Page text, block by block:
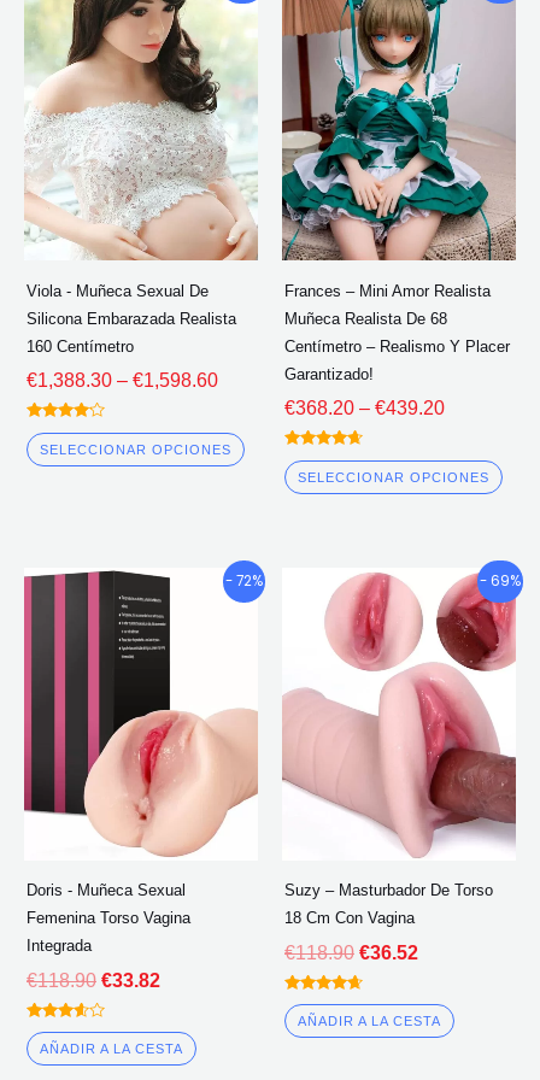
Viola - Muñeca Sexual De
Silicona Embarazada Realista
160 Centímetro
€1,388.30 – €1,598.60
precios:
€1,388.30
a
través
de
€1,598.60
Calificado
4.00
fuera de 5
SELECCIONAR OPCIONES
producto
múltiples
variantes.
Las
opciones
se
pueden
página
producto
Frances – Mini Amor Realista
Muñeca Realista De 68
Centímetro – Realismo Y Placer
Garantizado!
€368.20 – €439.20
a
través
de
€439.20
Calificado
4.50
fuera de 5
SELECCIONAR OPCIONES
Las
se
la
- 72%
Doris - Muñeca Sexual
Femenina Torso Vagina
Integrada
€118.90
El
precio
original
era:
€33.82
El
precio
actual
es:
Calificado
3.50
fuera de
AÑADIR A LA CESTA
- 69%
Suzy – Masturbador De Torso
18 Cm Con Vagina
€118.90
El
precio
original
era:
€118.90.
€36.52
precio
actual
€36.52.
Calificado
4.50
fuera de 5
AÑADIR A LA CESTA